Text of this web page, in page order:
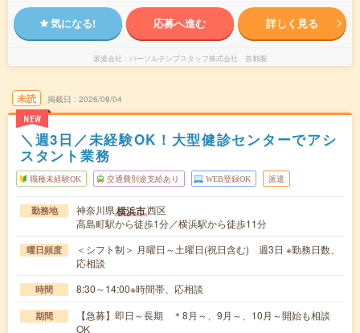
気になる! 応募へ進む 詳しく見る
派遣会社 パーソルテンプスタッフ株式会社 首都圏
未読
NEW
掲載日 2026/08/04
＼週3日／未経験OK！大型健診センターでアシ
スタント業務
職種未経験OK 交通費別途支給あり WEB登録OK 派遣
勤務地 神奈川県横浜市西区
高島町駅から徒歩1分／横浜駅から徒歩11分
曜日頻度
＜シフト制＞ 月曜日～土曜日(祝日含む) 週3日 ※勤務日数、
応相談
時間 8:30～14:00※時間帯、応相談
期間
【急募】即日～長期 ＊8月～、9月～、10月～開始も相談
OK